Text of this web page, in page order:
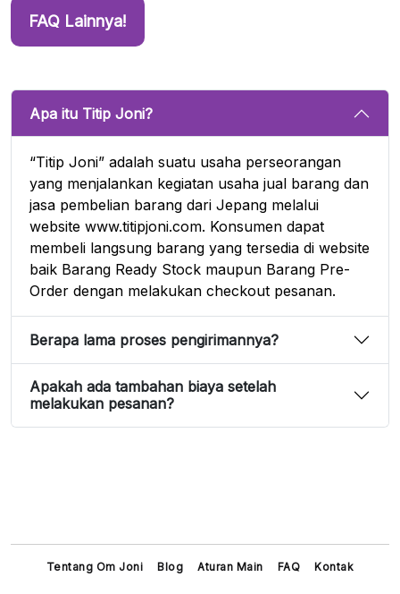
FAQ Lainnya!
Apa itu Titip Joni?
“Titip Joni” adalah suatu usaha perseorangan
yang menjalankan kegiatan usaha jual barang dan
jasa pembelian barang dari Jepang melalui
website www.titipjoni.com. Konsumen dapat
membeli langsung barang yang tersedia di website
baik Barang Ready Stock maupun Barang Pre-
Order dengan melakukan checkout pesanan.
Berapa lama proses pengirimannya?
Apakah ada tambahan biaya setelah
melakukan pesanan?
Tentang Om Joni Blog Aturan Main FAQ Kontak